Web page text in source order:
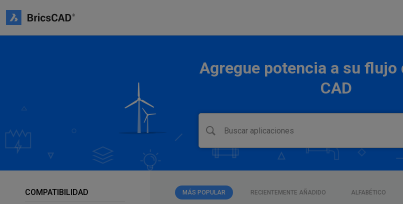
Agregue potencia a su flujo
CAD
COMPATIBILIDAD MÁS POPULAR RECIENTEMENTE AÑADIDO ALFABÉTICO